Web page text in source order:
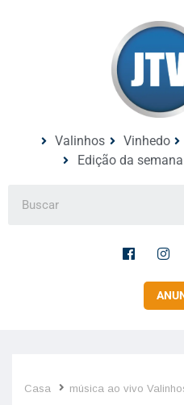
Valinhos Vinhedo
Edição da semana
Casa música ao vivo